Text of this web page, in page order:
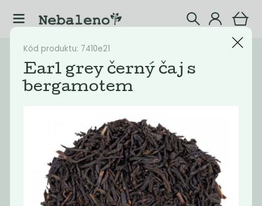
Katalog Potraviny
Filtrovat produkty
Nejlevnější Nejdražší
Kód produktu: 7410e21
Earl grey černý čaj s
bergamotem